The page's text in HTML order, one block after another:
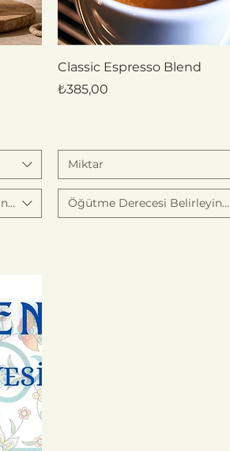
Classic Espresso Blend
Fiyat
₺385,00
Miktar
Öğütme Derecesi Belirleyiniz